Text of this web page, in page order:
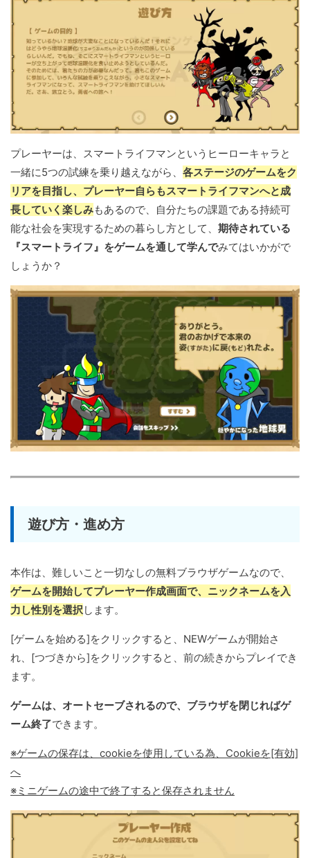
プレーヤーは、スマートライフマンというヒーローキャラと
一緒に5つの試練を乗り越えながら、 各ステージのゲームをク
リアを目指し、プレーヤー自らもスマートライフマンへと成
長していく楽しみもあるので、自分たちの課題である持続可
能な社会を実現するための暮らし方として、 期待されている
『スマートライフ』をゲームを通して学んでみてはいかがで
しょうか？
遊び方・進め方
本作は、難しいこと一切なしの無料ブラウザゲームなので、
ゲームを開始してプレーヤー作成画面で、ニックネームを入
力し性別を選択します。
[ゲームを始める]をクリックすると、NEWゲームが開始さ
れ、[つづきから]をクリックすると、前の続きからプレイでき
ます。
ゲームは、オートセーブされるので、ブラウザを閉じればゲ
ーム終了できます。
※ゲームの保存は、cookieを使用している為、Cookieを[有効]
へ
※ミニゲームの途中で終了すると保存されません